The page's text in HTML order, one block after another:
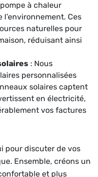
à chaleur
Ces
naturelles pour
réduisant ainsi
: Nous
personnalisées
solaires captent
en électricité,
vos factures
pour discuter de vos
Ensemble, créons un
et plus